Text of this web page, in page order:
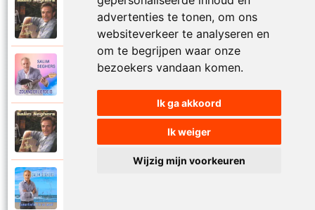
advertenties te tonen, om ons
websiteverkeer te analyseren en
om te begrijpen waar onze
bezoekers vandaan komen.
Ik ga akkoord
Ik weiger
Wijzig mijn voorkeuren
Salim Seghers
Zeven nachten geef ik jou
Salim Seghers
Salim Seghers